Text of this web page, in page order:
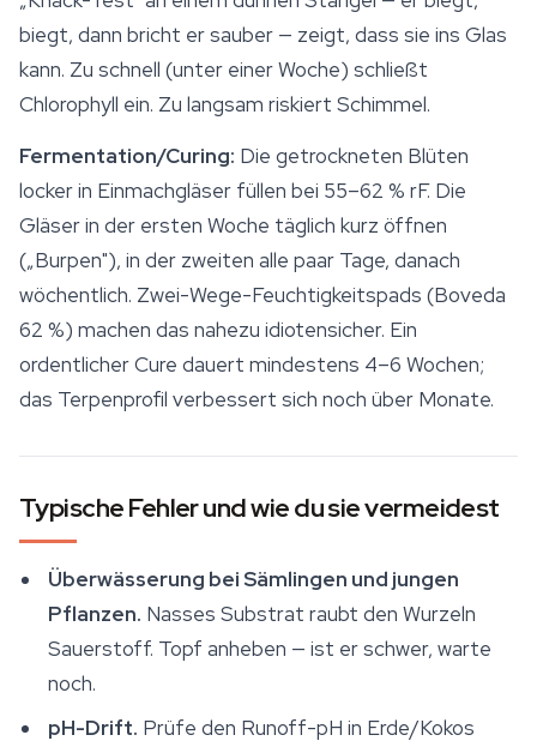
biegt, dann bricht er sauber — zeigt, dass sie ins Glas
kann. Zu schnell (unter einer Woche) schließt
Chlorophyll ein. Zu langsam riskiert Schimmel.
Fermentation/Curing: Die getrockneten Blüten
locker in Einmachgläser füllen bei 55–62 % rF. Die
Gläser in der ersten Woche täglich kurz öffnen
(„Burpen"), in der zweiten alle paar Tage, danach
wöchentlich. Zwei-Wege-Feuchtigkeitspads (Boveda
62 %) machen das nahezu idiotensicher. Ein
ordentlicher Cure dauert mindestens 4–6 Wochen;
das Terpenprofil verbessert sich noch über Monate.
Typische Fehler und wie du sie vermeidest
Überwässerung bei Sämlingen und jungen
Pflanzen. Nasses Substrat raubt den Wurzeln
Sauerstoff. Topf anheben — ist er schwer, warte
noch.
pH-Drift. Prüfe den Runoff-pH in Erde/Kokos